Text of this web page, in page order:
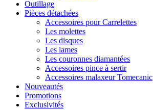
Outillage
Pièces détachées
Accessoires pour Carrelettes
Les molettes
Les disques
Les lames
Les couronnes diamantées
Accessoires pince à sertir
Accessoires malaxeur Tomecanic
Nouveautés
Promotions
Exclusivités